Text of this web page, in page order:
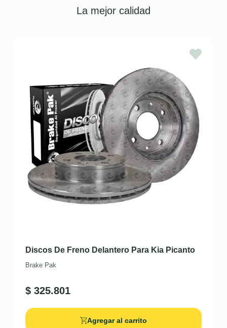
La mejor calidad
Discos De Freno Delantero Para Kia Picanto
Brake Pak
$ 325.801
Agregar al carrito